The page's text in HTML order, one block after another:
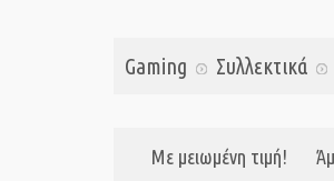
Gaming Συλλεκτικά
Με μειωμένη τιμή!